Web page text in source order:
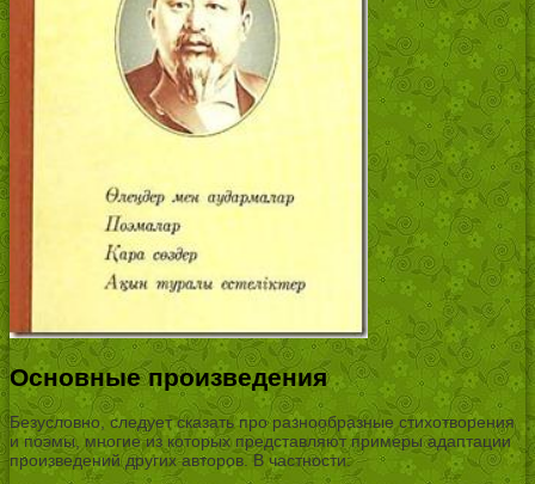
Основные произведения
Безусловно, следует сказать про разнообразные стихотворения
и поэмы, многие из которых представляют примеры адаптации
произведений других авторов. В частности: